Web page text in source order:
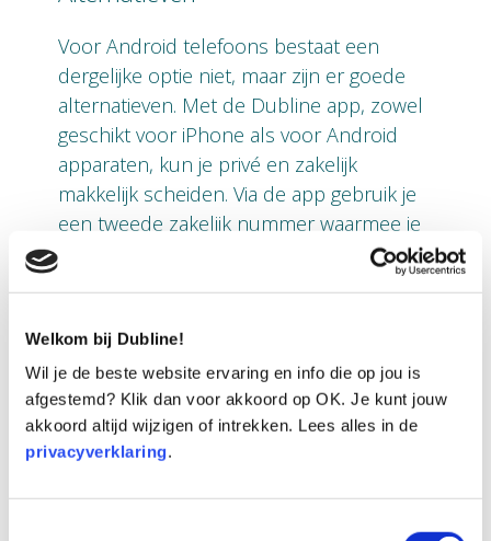
Welkom bij Dubline!
Wil je de beste website ervaring en info die op jou is
afgestemd? Klik dan voor akkoord op OK. Je kunt jouw
akkoord altijd wijzigen of intrekken. Lees alles in de
privacyverklaring.
Voor Android telefoons bestaat een
dergelijke optie niet, maar zijn er goede
alternatieven. Met de Dubline app, zowel
geschikt voor iPhone als voor Android
apparaten, kun je privé en zakelijk
makkelijk scheiden. Via de app gebruik je
een tweede zakelijk nummer waarmee je
kunt bellen, maar ook zakelijk
WhatsAppen. De app is ook eenvoudig uit
wil zijn.
Voordelen Dubline
Het voordeel van Dubline is dat je
telefoonnummer krijgt die je zakelijk kunt
gebruiken. Met de nieuwe Apple update